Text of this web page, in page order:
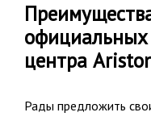
официальных
центра
Рады предложить